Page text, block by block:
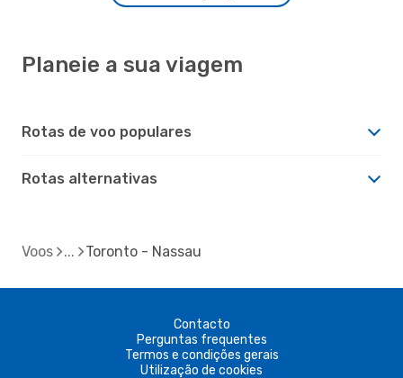
Planeie a sua viagem
Rotas de voo populares
Rotas alternativas
Voos Toronto - Nassau
Contacto
Perguntas frequentes
Termos e condições gerais
Utilização de cookies